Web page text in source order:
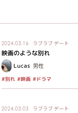
2024.03.16 ラブラブ デート
映画のような別れ
Lucas 男性
#別れ #映画 #ドラマ
2024.03.03 ラブラブ デート